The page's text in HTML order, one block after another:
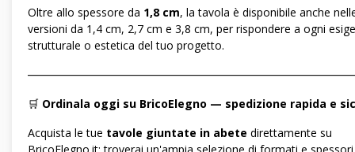
Oltre allo spessore da 1,8 cm, la tavola è disponibile anche
versioni da 1,4 cm, 2,7 cm e 3,8 cm, per rispondere a ogni
strutturale o estetica del tuo progetto.
🛒 Ordinala oggi su BricoElegno — spedizione rapida e
Acquista le tue tavole giuntate in abete direttamente su